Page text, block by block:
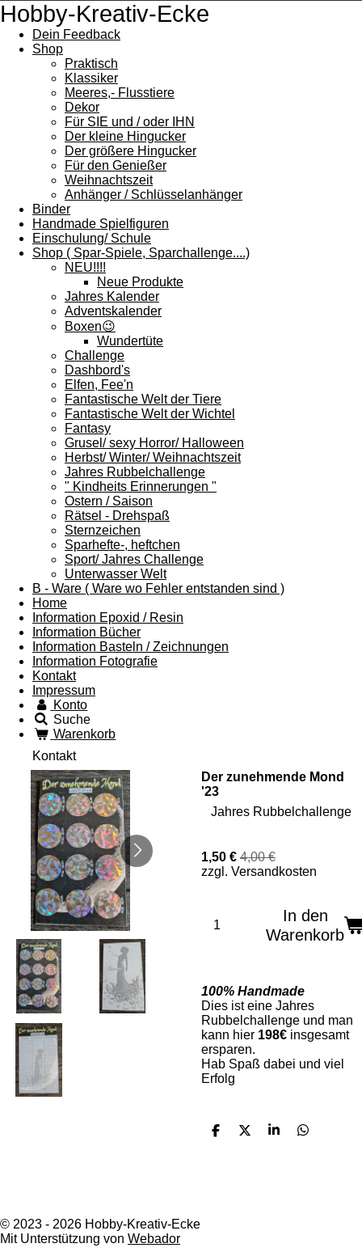
Hobby-Kreativ-Ecke
Dein Feedback
Shop
Praktisch
Klassiker
Meeres,- Flusstiere
Dekor
Für SIE und / oder IHN
Der kleine Hingucker
Der größere Hingucker
Für den Genießer
Weihnachtszeit
Anhänger / Schlüsselanhänger
Binder
Handmade Spielfiguren
Einschulung/ Schule
Shop ( Spar-Spiele, Sparchallenge....)
NEU!!!!
Neue Produkte
Jahres Kalender
Adventskalender
Boxen😉
Wundertüte
Challenge
Dashbord's
Elfen, Fee'n
Fantastische Welt der Tiere
Fantastische Welt der Wichtel
Fantasy
Grusel/ sexy Horror/ Halloween
Herbst/ Winter/ Weihnachtszeit
Jahres Rubbelchallenge
" Kindheits Erinnerungen "
Ostern / Saison
Rätsel - Drehspaß
Sternzeichen
Sparhefte-, heftchen
Sport/ Jahres Challenge
Unterwasser Welt
B - Ware ( Ware wo Fehler entstanden sind )
Home
Information Epoxid / Resin
Information Bücher
Information Basteln / Zeichnungen
Information Fotografie
Kontakt
Impressum
Konto
Suche
Warenkorb
Kontakt
Der zunehmende Mond
'23
Jahres Rubbelchallenge
1,50 € 4,00 €
zzgl. Versandkosten
In den
Warenkorb
100% Handmade
Dies ist eine Jahres
Rubbelchallenge und man
kann hier 198€ insgesamt
ersparen.
Hab Spaß dabei und viel
Erfolg
T
T
T
T
n
s
i
k
© 2023 - 2026 Hobby-Kreativ-Ecke
Mit Unterstützung von Webador